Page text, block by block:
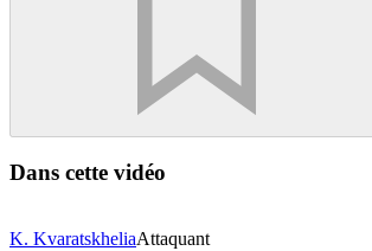
Dans cette vidéo
K. KvaratskheliaAttaquant